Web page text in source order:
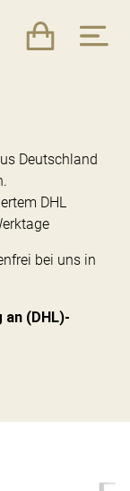
Deutschland
DHL
bei uns in
(DHL)-